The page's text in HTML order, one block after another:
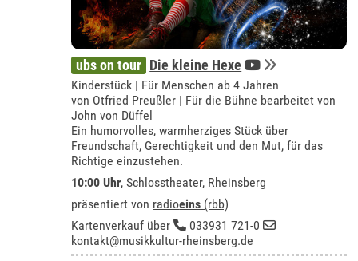
ubs on tour Die kleine Hexe
Kinderstück | Für Menschen ab 4 Jahren
von Otfried Preußler | Für die Bühne bearbeitet von
John von Düffel
Ein humorvolles, warmherziges Stück über
Freundschaft, Gerechtigkeit und den Mut, für das
Richtige einzustehen.
10:00 Uhr,Schlosstheater, Rheinsberg
präsentiert von radioeins (rbb)
Kartenverkauf über
033931 721-0
kontakt@musikkultur-rheinsberg.de